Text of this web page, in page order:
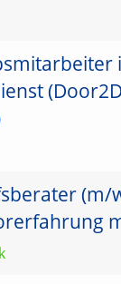
(m/